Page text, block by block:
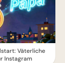
Väterliche
Instagram